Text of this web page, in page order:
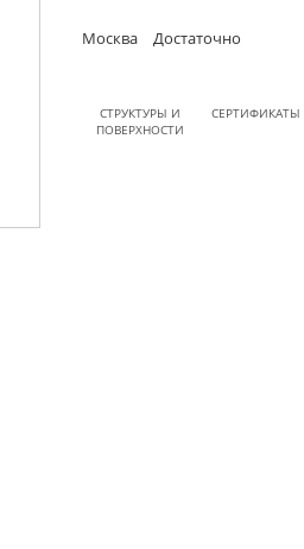
Москва Достаточно
СТРУКТУРЫ И
ПОВЕРХНОСТИ
СЕРТИФИКАТЫ